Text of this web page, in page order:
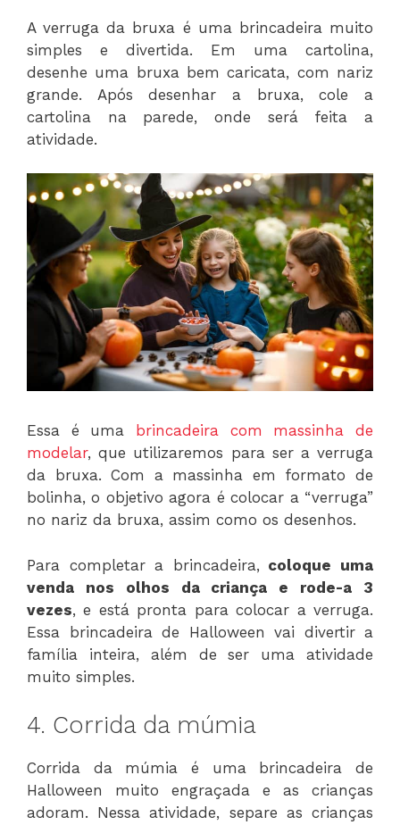
A verruga da bruxa é uma brincadeira muito
simples e divertida. Em uma cartolina,
desenhe uma bruxa bem caricata, com nariz
grande. Após desenhar a bruxa, cole a
cartolina na parede, onde será feita a
atividade.
Essa é uma brincadeira com massinha de
modelar, que utilizaremos para ser a verruga
da bruxa. Com a massinha em formato de
bolinha, o objetivo agora é colocar a “verruga”
no nariz da bruxa, assim como os desenhos.
Para completar a brincadeira, coloque uma
venda nos olhos da criança e rode-a 3
vezes, e está pronta para colocar a verruga.
Essa brincadeira de Halloween vai divertir a
família inteira, além de ser uma atividade
muito simples.
4. Corrida da múmia
Corrida da múmia é uma brincadeira de
Halloween muito engraçada e as crianças
adoram. Nessa atividade, separe as crianças